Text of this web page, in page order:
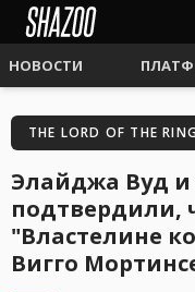
НОВОСТИ
THE LORD OF THE
Элайджа Вуд
подтвердили,
"Властелине
Вигго